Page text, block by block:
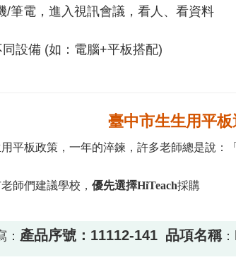
/筆電，進入視訊會議，看人、看資料
設備 (如：電腦+平板搭配)
臺中市生生用平
平板政策，一年的淬鍊，許多老師總是說：
師們建議學校， 優先選擇HiTeach採購
產品序號： 11112-141 品項名稱：